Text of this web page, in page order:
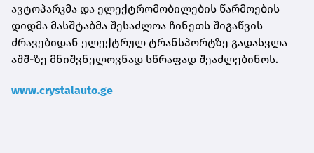
ავტოპარკმა და ელექტრომობილების წარმოების
დიდმა მასშტაბმა შესაძლოა ჩინეთს შიგაწვის
ძრავებიდან ელექტრულ ტრანსპორტზე გადასვლა
აშშ-ზე მნიშვნელოვნად სწრაფად შეაძლებინოს.
www.crystalauto.ge